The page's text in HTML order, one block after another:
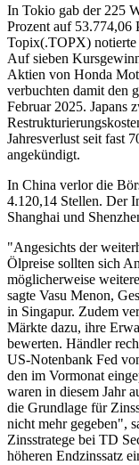
In Tokio gab der 225
Prozent auf 53.774,06
Topix(.TOPX) notierte
Auf sieben
Aktien von Honda
verbuchten damit den
Februar 2025. Japans
Jahresverlust seit fast
angekündigt.
In China verlor die
4.120,14 Stellen. Der
Shanghai und
"Angesichts der
Ölpreise sollten sich
möglicherweise
sagte Vasu Menon,
in Singapur. Zudem
Märkte dazu, ihre
bewerten. Händler
US-Notenbank Fed
den im Vormonat
waren in diesem Jahr
die Grundlage für
nicht mehr gegeben",
Zinsstratege bei TD
höheren Endzinssatz